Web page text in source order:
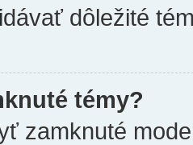
dôležité
témy?
zamknuté